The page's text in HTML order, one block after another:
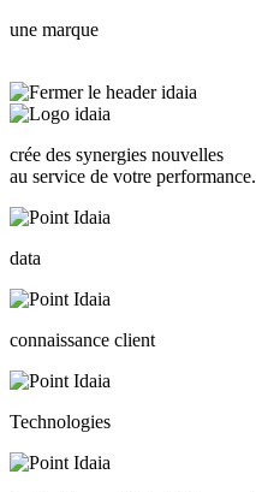
une marque
crée des synergies nouvelles
au service de votre performance.
data
connaissance client
Technologies